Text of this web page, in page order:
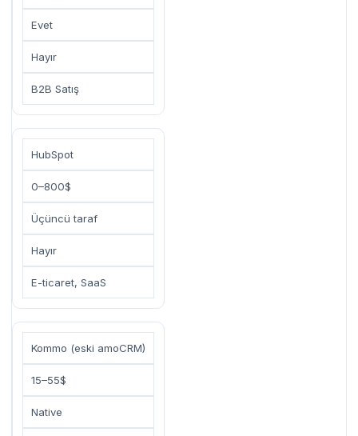
Evet
Hayır
B2B Satış
HubSpot
0–800$
Üçüncü taraf
Hayır
E-ticaret, SaaS
Kommo (eski amoCRM)
15–55$
Native